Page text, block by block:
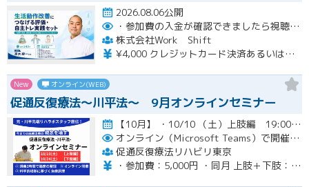
2026.08.06公開
・参加費の入金が確認できましたら視聴用URLとパスワードおよび資料をお申込みいただきましたメールアドレスに送付します。
株式会社Work Shift
¥4,000 クレジットカード決済あるいは銀行振込となります。
New オンライン(WEB)
促通反復療法〜川平法〜 9月オンラインセミナー
【10月】 ・10/10 （土）上肢編 19:00-20:30(最大21:00) ・10/24（土）下肢編 19…開催
オンライン（Microsoft Teams）で開催。ご入金確認後メールにてURLをお知らせいたします。
促通反復療法リハビリ東京
・参加費：5,000円 ・同月 上肢＋下肢：9,000円